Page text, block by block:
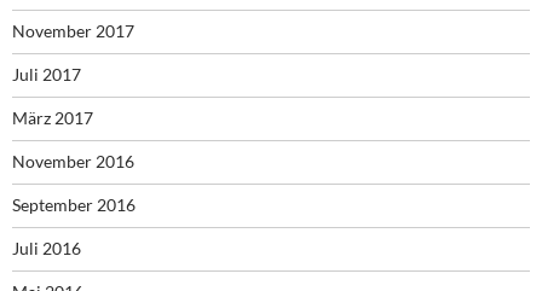
November 2017
Juli 2017
März 2017
November 2016
September 2016
Juli 2016